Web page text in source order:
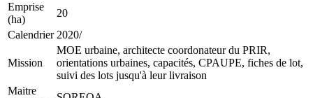
Emprise
(ha)
20
Calendrier 2020/
Mission
MOE urbaine, architecte coordonateur du PRIR,
orientations urbaines, capacités, CPAUPE, fiches de lot,
suivi des lots jusqu'à leur livraison
Maitre